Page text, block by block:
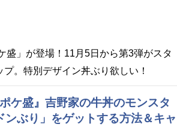
盛」が登場！11月5日から第3弾がスタ
。特別デザイン丼ぶり欲しい！
ケ盛』吉野家の牛丼のモンスタ
ぶり」をゲットする方法＆キャ